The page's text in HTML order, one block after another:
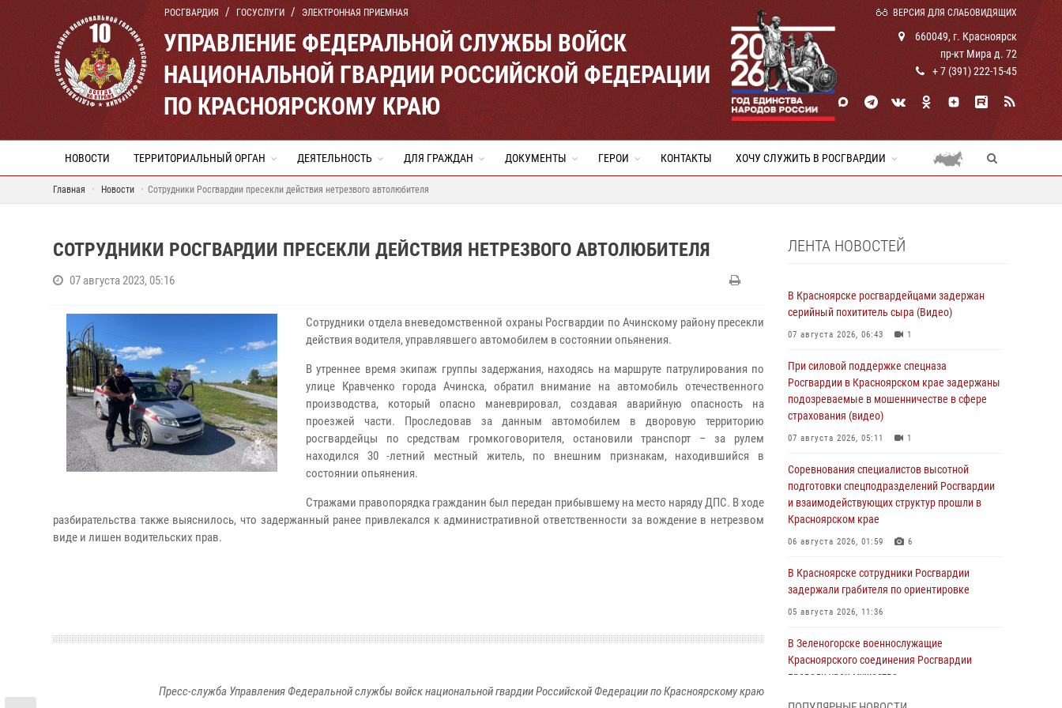
РОСГВАРДИЯ ГОСУСЛУГИ ЭЛЕКТРОННАЯ ПРИЕМНАЯ ВЕРСИЯ ДЛЯ СЛАБОВИДЯЩИХ
УПРАВЛЕНИЕ ФЕДЕРАЛЬНОЙ СЛУЖБЫ ВОЙСК
НАЦИОНАЛЬНОЙ ГВАРДИИ РОССИЙСКОЙ ФЕДЕРАЦИИ
ПО КРАСНОЯРСКОМУ КРАЮ
660049, г. Красноярск
пр-кт Мира д. 72
+ 7 (391) 222-15-45
НОВОСТИ ТЕРРИТОРИАЛЬНЫЙ ОРГАН ДЕЯТЕЛЬНОСТЬ ДЛЯ ГРАЖДАН ДОКУМЕНТЫ ГЕРОИ КОНТАКТЫ ХОЧУ СЛУЖИТЬ В РОСГВАРДИИ
Главная Новости Сотрудники Росгвардии пресекли действия нетрезвого автолюбителя
СОТРУДНИКИ РОСГВАРДИИ ПРЕСЕКЛИ ДЕЙСТВИЯ НЕТРЕЗВОГО АВТОЛЮБИТЕЛЯ
07 августа 2023, 05:16
Сотрудники отдела вневедомственной охраны Росгвардии по Ачинскому району пресекли
действия водителя, управлявшего автомобилем в состоянии опьянения.
В утреннее время экипаж группы задержания, находясь на маршруте патрулирования по
улице Кравченко города Ачинска, обратил внимание на автомобиль отечественного
производства, который опасно маневрировал, создавая аварийную опасность на
проезжей части. Проследовав за данным автомобилем в дворовую территорию
росгвардейцы по средствам громкоговорителя, остановили транспорт – за рулем
находился 30 -летний местный житель, по внешним признакам, находившийся в
состоянии опьянения.
Стражами правопорядка гражданин был передан прибывшему на место наряду ДПС. В ходе
разбирательства также выяснилось, что задержанный ранее привлекался к административной ответственности за вождение в нетрезвом
виде и лишен водительских прав.
Пресс-служба Управления Федеральной службы войск национальной гвардии Российской Федерации по Красноярскому краю
ЛЕНТА НОВОСТЕЙ
В Красноярске росгвардейцами задержан
серийный похититель сыра (Видео)
07 августа 2026, 06:43 1
При силовой поддержке спецназа
Росгвардии в Красноярском крае задержаны
подозреваемые в мошенничестве в сфере
страхования (видео)
07 августа 2026, 05:11 1
Соревнования специалистов высотной
подготовки спецподразделений Росгвардии
и взаимодействующих структур прошли в
Красноярском крае
06 августа 2026, 01:59 6
В Красноярске сотрудники Росгвардии
задержали грабителя по ориентировке
05 августа 2026, 11:36
В Зеленогорске военнослужащие
Красноярского соединения Росгвардии
провели урок мужества